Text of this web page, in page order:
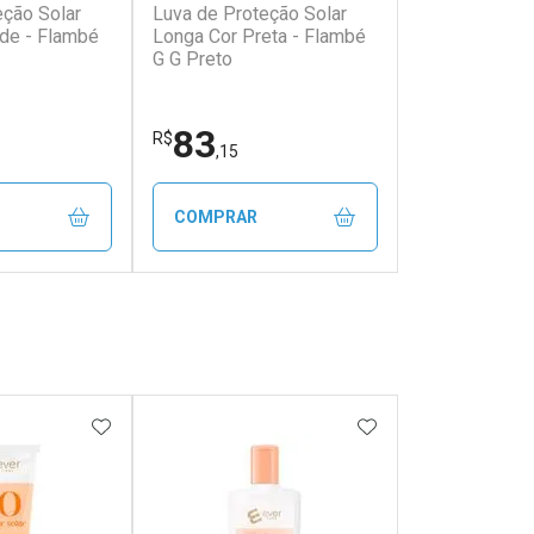
Solar
- Flambé
Luva de Proteção Solar
Longa Cor Preta - Flambé
G G Preto
R$83,15
COMPRAR
ADICIONAR AOS FAVORITOSADICIONAR AOS